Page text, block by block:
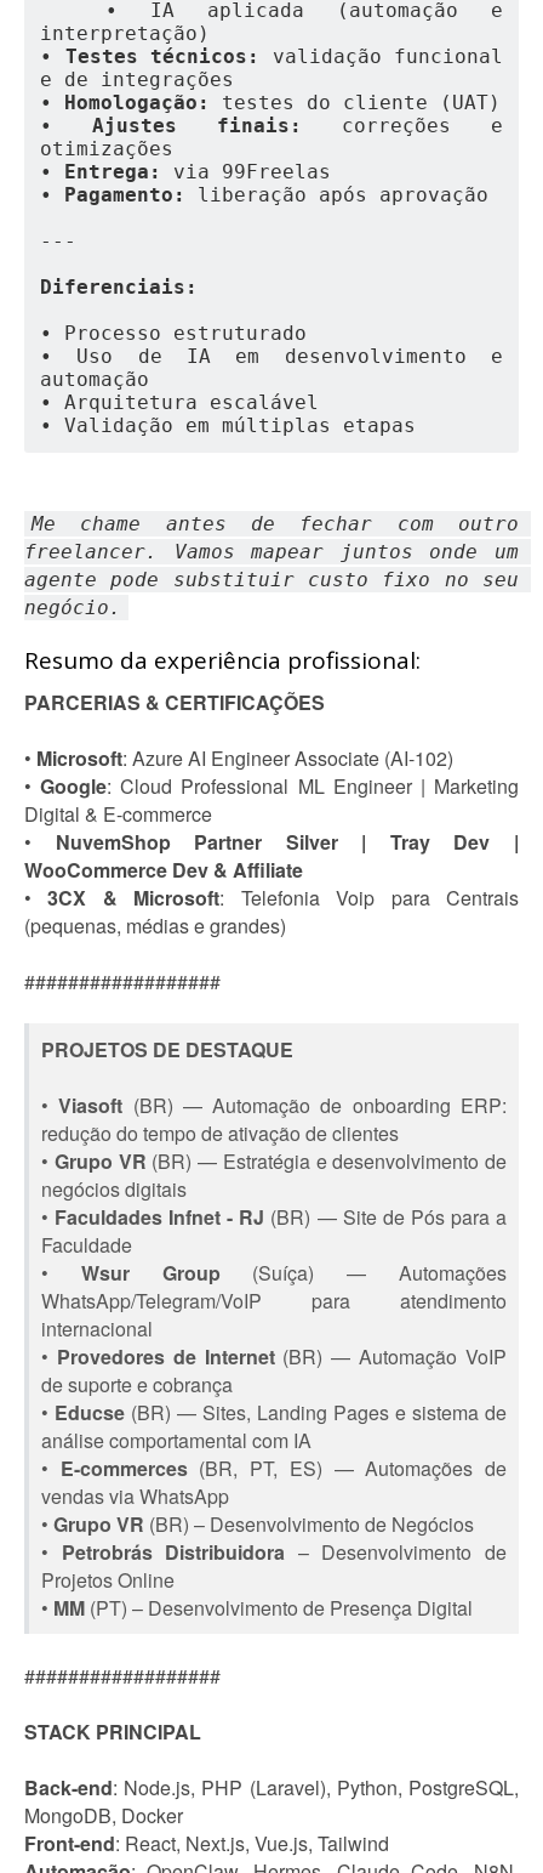
interpretação)
• Testes técnicos:
validação funcional
e de integrações
• Homologação:
testes do cliente (UAT)
• Ajustes finais:
correções e
otimizações
• Entrega:
via 99Freelas
• Pagamento:
liberação após aprovação
---
Diferenciais:
• Processo estruturado
• Uso de IA em desenvolvimento e
automação
• Arquitetura escalável
• Validação em múltiplas etapas
Me chame antes de fechar com outro
freelancer. Vamos mapear juntos onde um
agente pode substituir custo fixo no seu
negócio.
Resumo da experiência profissional:
PARCERIAS & CERTIFICAÇÕES
• Microsoft: Azure AI Engineer Associate (AI-102)
•Google: Cloud Professional ML Engineer | Marketing
Digital & E-commerce
• NuvemShop Partner Silver | Tray Dev |
WooCommerce Dev & Affiliate
•3CX & Microsoft: Telefonia Voip para Centrais
(pequenas, médias e grandes)
##################
PROJETOS DE DESTAQUE
•Viasoft (BR) — Automação de onboarding ERP:
redução do tempo de ativação de clientes
• Grupo VR (BR) — Estratégia e desenvolvimento de
negócios digitais
• Faculdades Infnet - RJ (BR) — Site de Pós para a
Faculdade
• Wsur Group(Suíça) — Automações
WhatsApp/Telegram/VoIP para atendimento
internacional
• Provedores de Internet(BR) — Automação VoIP
de suporte e cobrança
• Educse (BR) — Sites, Landing Pages e sistema de
análise comportamental com IA
• E-commerces(BR, PT, ES) — Automações de
vendas via WhatsApp
• Grupo VR (BR) – Desenvolvimento de Negócios
• Petrobrás Distribuidora – Desenvolvimento de
Projetos Online
• MM (PT) – Desenvolvimento de Presença Digital
##################
STACK PRINCIPAL
Back-end: Node.js, PHP (Laravel), Python, PostgreSQL,
MongoDB, Docker
Front-end: React, Next.js, Vue.js, Tailwind